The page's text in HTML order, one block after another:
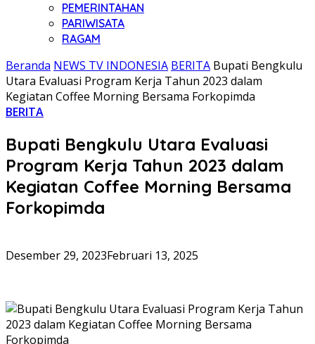
PEMERINTAHAN
PARIWISATA
RAGAM
Beranda NEWS TV INDONESIA BERITA Bupati Bengkulu
Utara Evaluasi Program Kerja Tahun 2023 dalam
Kegiatan Coffee Morning Bersama Forkopimda
BERITA
Bupati Bengkulu Utara Evaluasi
Program Kerja Tahun 2023 dalam
Kegiatan Coffee Morning Bersama
Forkopimda
Desember 29, 2023Februari 13, 2025